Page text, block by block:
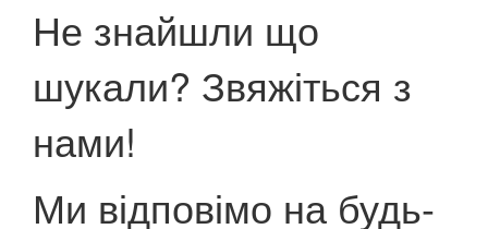
Не знайшли що
шукали? Звяжіться з
нами!
Ми відповімо на будь-